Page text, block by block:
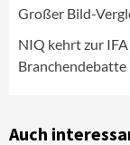
Großer Bild-
NIQ kehrt zur
Branchendebatte
Auch
6